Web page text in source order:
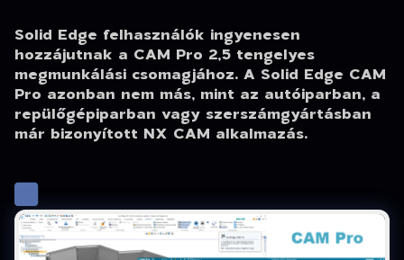
Solid Edge felhasználók ingyenesen
hozzájutnak a CAM Pro 2,5 tengelyes
megmunkálási csomagjához. A Solid Edge CAM
Pro azonban nem más, mint az autóiparban, a
repülőgépiparban vagy szerszámgyártásban
már bizonyított NX CAM alkalmazás.